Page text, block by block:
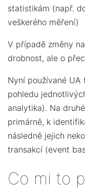
statistikám (např.
veškerého měření)
V případě změny
drobnost, ale o
Nyní používané
pohledu
analytika). Na
primárně, k
následně jejich
transakcí (event
Co mi to